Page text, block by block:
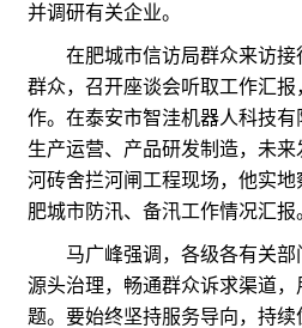
并调研有关企业。
在肥城市信访局群众来访接
群众，召开座谈会听取工作汇
作。在泰安市智洼机器人科技
生产运营、产品研发制造，未
河砖舍拦河闸工程现场，他实
肥城市防汛、备汛工作情况汇报
马广峰强调，各级各有关部
源头治理，畅通群众诉求渠道
题。要始终坚持服务导向，持